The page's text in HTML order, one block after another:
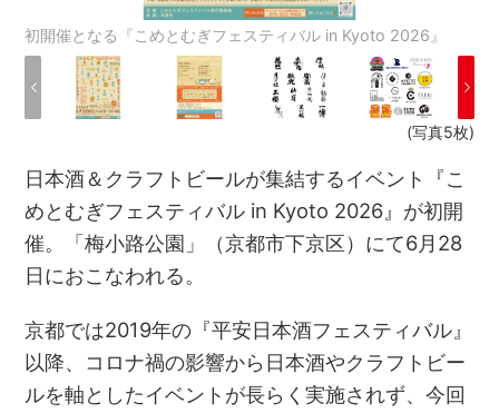
初開催となる『こめとむぎフェスティバル in Kyoto 2026』
(写真5枚)
日本酒＆クラフトビールが集結するイベント『こ
めとむぎフェスティバル in Kyoto 2026』が初開
催。「梅小路公園」（京都市下京区）にて6月28
日におこなわれる。
京都では2019年の『平安日本酒フェスティバル』
以降、コロナ禍の影響から日本酒やクラフトビー
ルを軸としたイベントが長らく実施されず、今回